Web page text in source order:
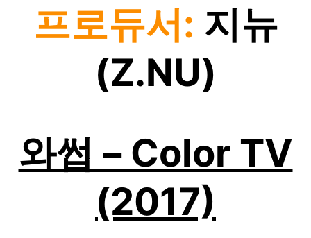
프로듀서: 지뉴
(Z.NU)
와썹 – Color TV
(2017)